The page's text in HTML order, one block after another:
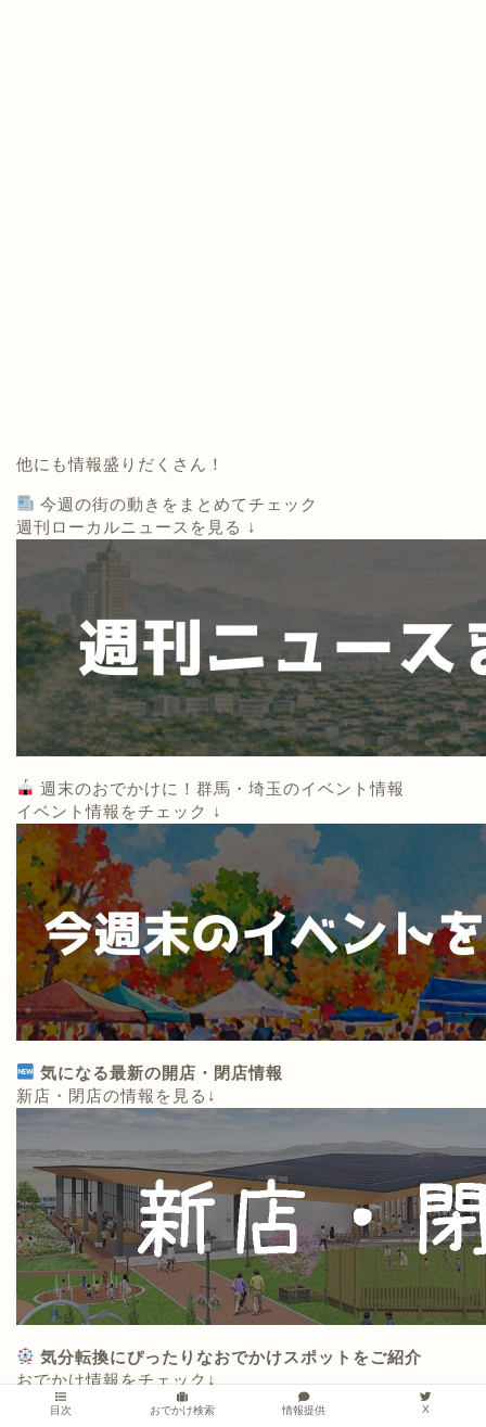
他にも情報盛りだくさん！
今週の街の動きをまとめてチェック
週刊ローカルニュースを見る ↓
週末のおでかけに！群馬・埼玉のイベント情報
イベント情報をチェック ↓
気になる最新の開店・閉店情報
新店・閉店の情報を見る↓
気分転換にぴったりなおでかけスポットをご紹介
おでかけ情報をチェック↓
目次 おでかけ検索 情報提供 X